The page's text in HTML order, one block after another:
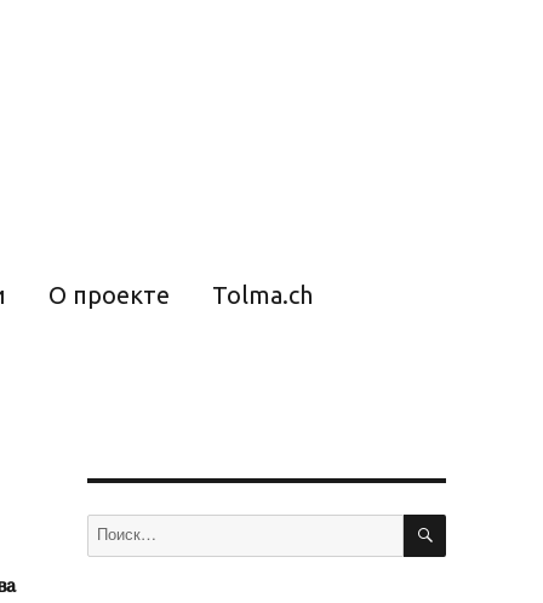
О проекте Tolma.ch
Искать: ПОИСК